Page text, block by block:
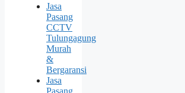
Jasa
Pasang
CCTV
Tulungagung
Murah
&
Bergaransi
Jasa
Pasang